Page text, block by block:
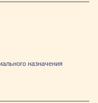
назначения